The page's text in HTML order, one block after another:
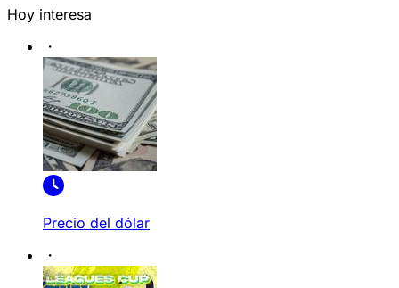
Hoy interesa
Precio del dólar